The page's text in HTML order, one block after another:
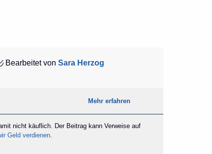
Bearbeitet von Sara Herzog
Mehr erfahren
nicht käuflich. Der Beitrag kann Verweise auf
Geld verdienen.